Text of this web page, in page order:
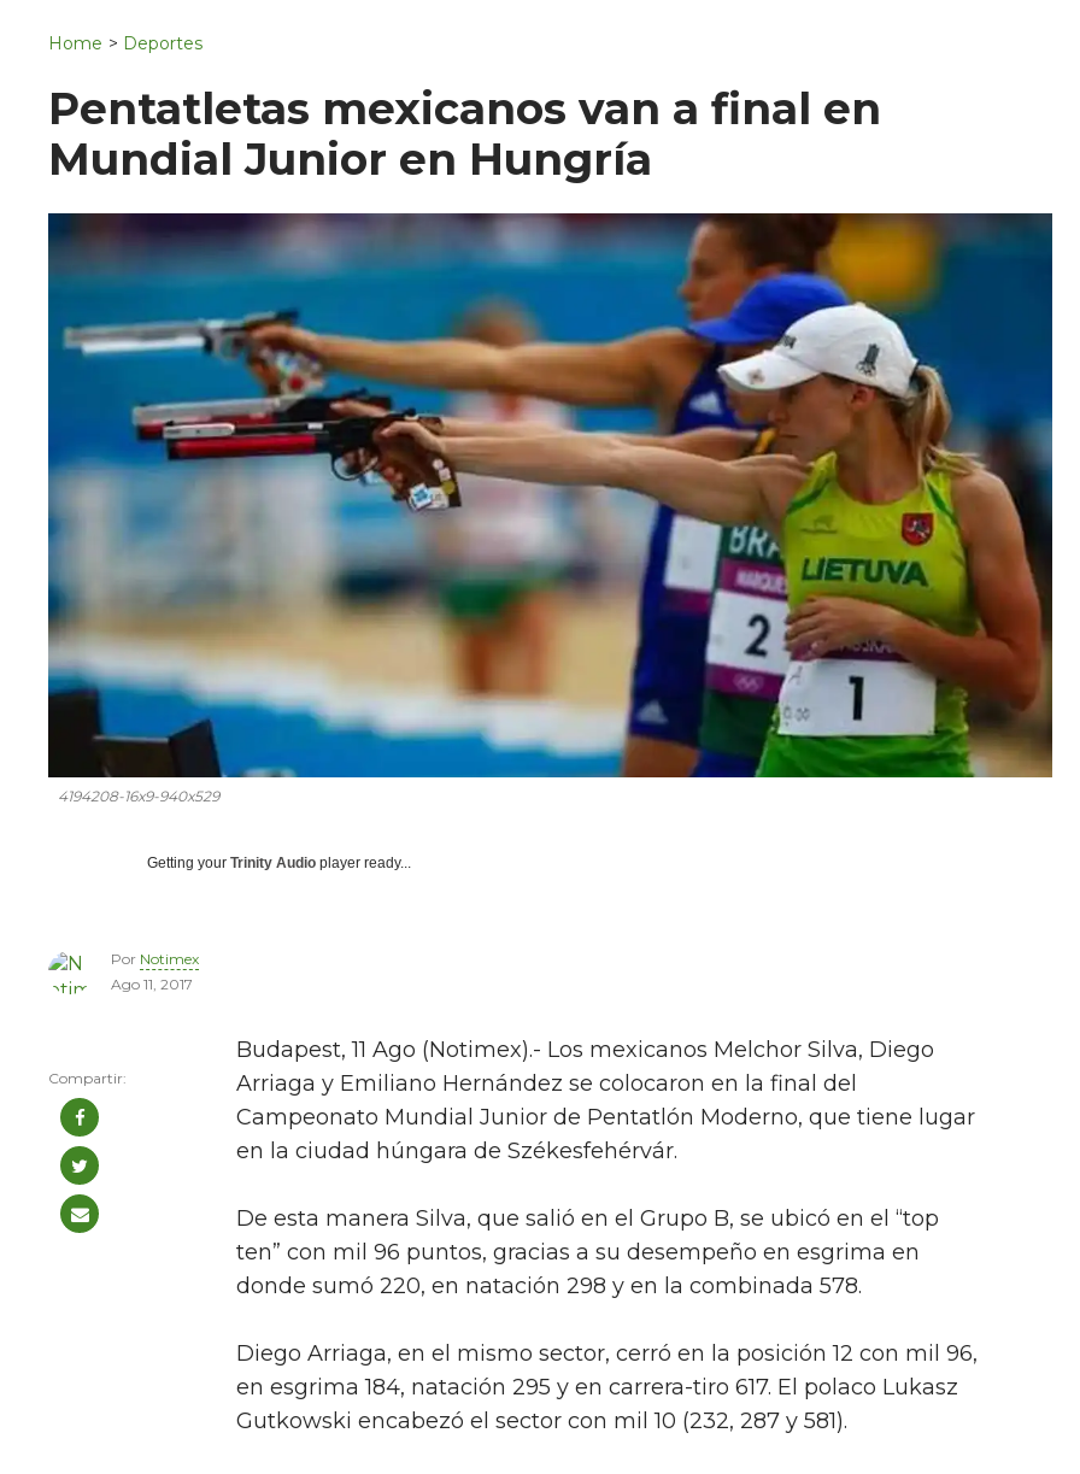
Home > Deportes
Pentatletas mexicanos van a final en
Mundial Junior en Hungría
4194208-16x9-940x529
Getting your Trinity Audio player ready...
Por Notimex
Ago 11, 2017
Budapest, 11 Ago (Notimex).- Los mexicanos Melchor Silva, Diego
Arriaga y Emiliano Hernández se colocaron en la final del
Campeonato Mundial Junior de Pentatlón Moderno, que tiene lugar
en la ciudad húngara de Székesfehérvár.
De esta manera Silva, que salió en el Grupo B, se ubicó en el “top
ten” con mil 96 puntos, gracias a su desempeño en esgrima en
donde sumó 220, en natación 298 y en la combinada 578.
Diego Arriaga, en el mismo sector, cerró en la posición 12 con mil 96,
en esgrima 184, natación 295 y en carrera-tiro 617. El polaco Lukasz
Gutkowski encabezó el sector con mil 10 (232, 287 y 581).